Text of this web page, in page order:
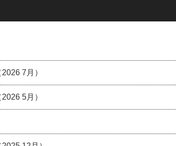
7月）
5月）